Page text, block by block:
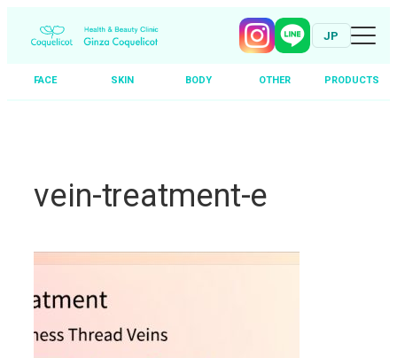
JP
FACE SKIN BODY OTHER PRODUCTS
vein-treatment-e